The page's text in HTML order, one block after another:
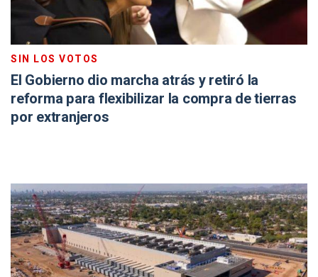
SIN LOS VOTOS
El Gobierno dio marcha atrás y retiró la
reforma para flexibilizar la compra de tierras
por extranjeros